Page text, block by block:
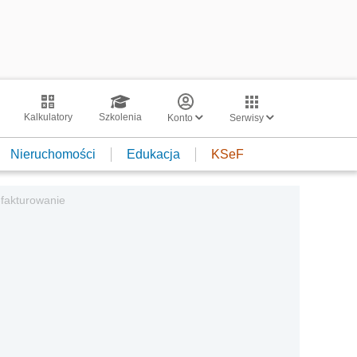
Kalkulatory Szkolenia Konto Serwisy
Nieruchomości Edukacja KSeF